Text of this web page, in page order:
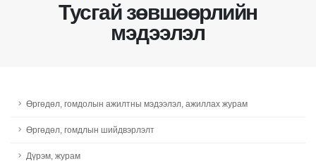
Тусгай зөвшөөрлийн
мэдээлэл
Өргөдөл, гомдолын ажилтны мэдээлэл, ажиллах журам
Өргөдөл, гомдлын шийдвэрлэлт
Дүрэм, журам